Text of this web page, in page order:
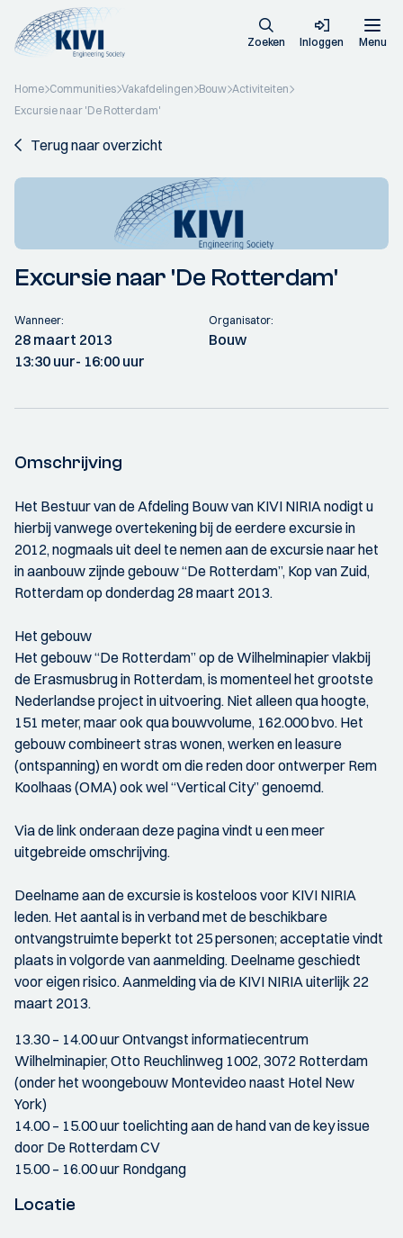
Zoeken Inloggen Menu
Home Communities Vakafdelingen Bouw Activiteiten
Excursie naar 'De Rotterdam'
Terug naar overzicht
Excursie naar 'De Rotterdam'
Wanneer:
28 maart 2013
13:30 uur- 16:00 uur
Organisator:
Bouw
Omschrijving
Het Bestuur van de Afdeling Bouw van KIVI NIRIA nodigt u
hierbij vanwege overtekening bij de eerdere excursie in
2012, nogmaals uit deel te nemen aan de excursie naar het
in aanbouw zijnde gebouw “De Rotterdam”, Kop van Zuid,
Rotterdam op donderdag 28 maart 2013.
Het gebouw
Het gebouw “De Rotterdam” op de Wilhelminapier vlakbij
de Erasmusbrug in Rotterdam, is momenteel het grootste
Nederlandse project in uitvoering. Niet alleen qua hoogte,
151 meter, maar ook qua bouwvolume, 162.000 bvo. Het
gebouw combineert stras wonen, werken en leasure
(ontspanning) en wordt om die reden door ontwerper Rem
Koolhaas (OMA) ook wel “Vertical City” genoemd.
Via de link onderaan deze pagina vindt u een meer
uitgebreide omschrijving.
Deelname aan de excursie is kosteloos voor KIVI NIRIA
leden. Het aantal is in verband met de beschikbare
ontvangstruimte beperkt tot 25 personen; acceptatie vindt
plaats in volgorde van aanmelding. Deelname geschiedt
voor eigen risico. Aanmelding via de KIVI NIRIA uiterlijk 22
maart 2013.
13.30 – 14.00 uur Ontvangst informatiecentrum
Wilhelminapier, Otto Reuchlinweg 1002, 3072 Rotterdam
(onder het woongebouw Montevideo naast Hotel New
York)
14.00 – 15.00 uur toelichting aan de hand van de key issue
door De Rotterdam CV
15.00 – 16.00 uur Rondgang
Locatie